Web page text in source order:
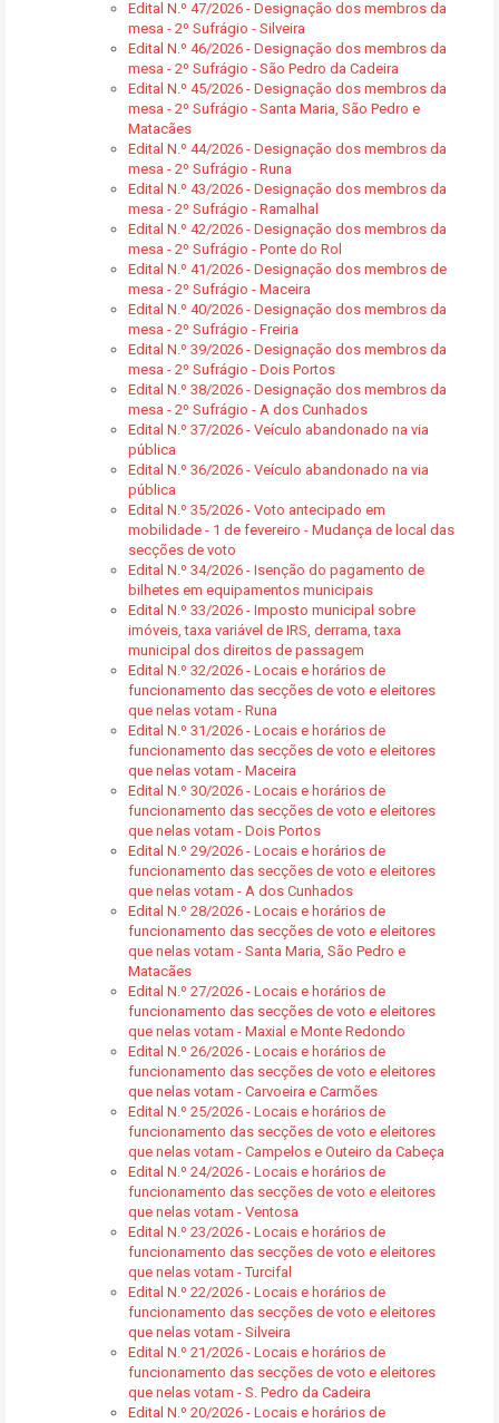
Edital N.º 47/2026 - Designação dos membros da
mesa - 2º Sufrágio - Silveira
Edital N.º 46/2026 - Designação dos membros da
mesa - 2º Sufrágio - São Pedro da Cadeira
Edital N.º 45/2026 - Designação dos membros da
mesa - 2º Sufrágio - Santa Maria, São Pedro e
Matacães
Edital N.º 44/2026 - Designação dos membros da
mesa - 2º Sufrágio - Runa
Edital N.º 43/2026 - Designação dos membros da
mesa - 2º Sufrágio - Ramalhal
Edital N.º 42/2026 - Designação dos membros da
mesa - 2º Sufrágio - Ponte do Rol
Edital N.º 41/2026 - Designação dos membros de
mesa - 2º Sufrágio - Maceira
Edital N.º 40/2026 - Designação dos membros da
mesa - 2º Sufrágio - Freiria
Edital N.º 39/2026 - Designação dos membros da
mesa - 2º Sufrágio - Dois Portos
Edital N.º 38/2026 - Designação dos membros da
mesa - 2º Sufrágio - A dos Cunhados
Edital N.º 37/2026 - Veículo abandonado na via
pública
Edital N.º 36/2026 - Veículo abandonado na via
pública
Edital N.º 35/2026 - Voto antecipado em
mobilidade - 1 de fevereiro - Mudança de local das
secções de voto
Edital N.º 34/2026 - Isenção do pagamento de
bilhetes em equipamentos municipais
Edital N.º 33/2026 - Imposto municipal sobre
imóveis, taxa variável de IRS, derrama, taxa
municipal dos direitos de passagem
Edital N.º 32/2026 - Locais e horários de
funcionamento das secções de voto e eleitores
que nelas votam - Runa
Edital N.º 31/2026 - Locais e horários de
funcionamento das secções de voto e eleitores
que nelas votam - Maceira
Edital N.º 30/2026 - Locais e horários de
funcionamento das secções de voto e eleitores
que nelas votam - Dois Portos
Edital N.º 29/2026 - Locais e horários de
funcionamento das secções de voto e eleitores
que nelas votam - A dos Cunhados
Edital N.º 28/2026 - Locais e horários de
funcionamento das secções de voto e eleitores
que nelas votam - Santa Maria, São Pedro e
Matacães
Edital N.º 27/2026 - Locais e horários de
funcionamento das secções de voto e eleitores
que nelas votam - Maxial e Monte Redondo
Edital N.º 26/2026 - Locais e horários de
funcionamento das secções de voto e eleitores
que nelas votam - Carvoeira e Carmões
Edital N.º 25/2026 - Locais e horários de
funcionamento das secções de voto e eleitores
que nelas votam - Campelos e Outeiro da Cabeça
Edital N.º 24/2026 - Locais e horários de
funcionamento das secções de voto e eleitores
que nelas votam - Ventosa
Edital N.º 23/2026 - Locais e horários de
funcionamento das secções de voto e eleitores
que nelas votam - Turcifal
Edital N.º 22/2026 - Locais e horários de
funcionamento das secções de voto e eleitores
que nelas votam - Silveira
Edital N.º 21/2026 - Locais e horários de
funcionamento das secções de voto e eleitores
que nelas votam - S. Pedro da Cadeira
Edital N.º 20/2026 - Locais e horários de